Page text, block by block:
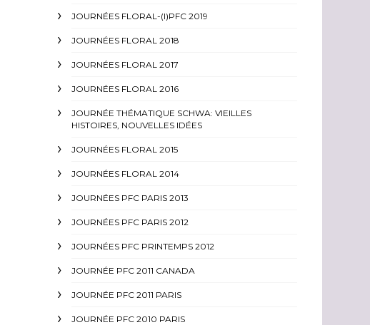
JOURNÉES FLORAL-(I)PFC 2019
JOURNÉES FLORAL 2018
JOURNÉES FLORAL 2017
JOURNÉES FLORAL 2016
JOURNÉE THÉMATIQUE SCHWA: VIEILLES
HISTOIRES, NOUVELLES IDÉES
JOURNÉES FLORAL 2015
JOURNÉES FLORAL 2014
JOURNÉES PFC PARIS 2013
JOURNÉES PFC PARIS 2012
JOURNÉES PFC PRINTEMPS 2012
JOURNÉE PFC 2011 CANADA
JOURNÉE PFC 2011 PARIS
JOURNÉE PFC 2010 PARIS